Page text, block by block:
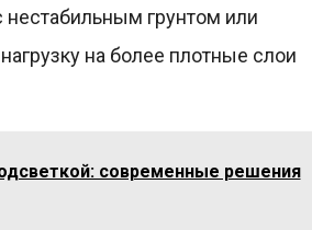
нестабильным грунтом или
на более плотные слои
современные решения